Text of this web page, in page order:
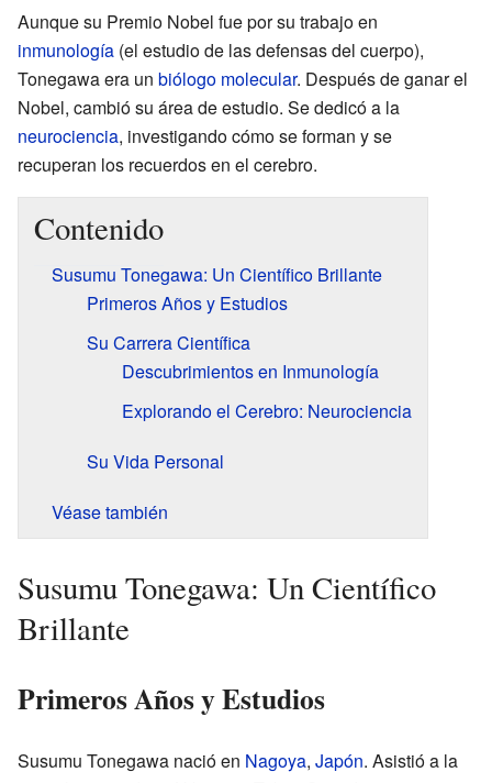
Aunque su Premio Nobel fue por su trabajo en
inmunología (el estudio de las defensas del cuerpo),
Tonegawa era un biólogo molecular. Después de ganar el
Nobel, cambió su área de estudio. Se dedicó a la
neurociencia, investigando cómo se forman y se
recuperan los recuerdos en el cerebro.
Contenido
Susumu Tonegawa: Un Científico Brillante
Primeros Años y Estudios
Su Carrera Científica
Descubrimientos en Inmunología
Explorando el Cerebro: Neurociencia
Su Vida Personal
Véase también
Susumu Tonegawa: Un Científico
Brillante
Primeros Años y Estudios
Susumu Tonegawa nació en Nagoya, Japón. Asistió a la